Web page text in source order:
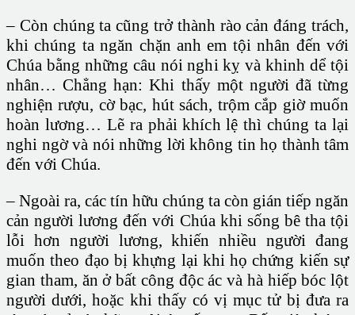
– Còn chúng ta cũng trở thành rào cản đáng trách,
khi chúng ta ngăn chặn anh em tội nhân đến với
Chúa bằng những câu nói nghi kỵ và khinh dể tội
nhân… Chẳng hạn: Khi thấy một người đã từng
nghiện rượu, cờ bạc, hút sách, trộm cắp giờ muốn
hoàn lương… Lẽ ra phải khích lệ thì chúng ta lại
nghi ngờ và nói những lời không tin họ thành tâm
đến với Chúa.
– Ngoài ra, các tín hữu chúng ta còn gián tiếp ngăn
cản người lương đến với Chúa khi sống bê tha tội
lỗi hơn người lương, khiến nhiều người đang
muốn theo đạo bị khựng lại khi họ chứng kiến sự
gian tham, ăn ở bất công độc ác và hà hiếp bóc lột
người dưới, hoặc khi thấy có vị mục tử bị đưa ra